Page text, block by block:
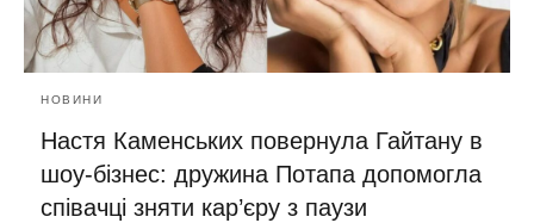
НОВИНИ
Настя Каменських повернула Гайтану в
шоу-бізнес: дружина Потапа допомогла
співачці зняти кар’єру з паузи